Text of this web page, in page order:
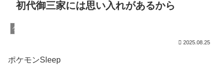
初代御三家には思い入れがあるから
ゲーム
2025.08.25
ポケモンSleep